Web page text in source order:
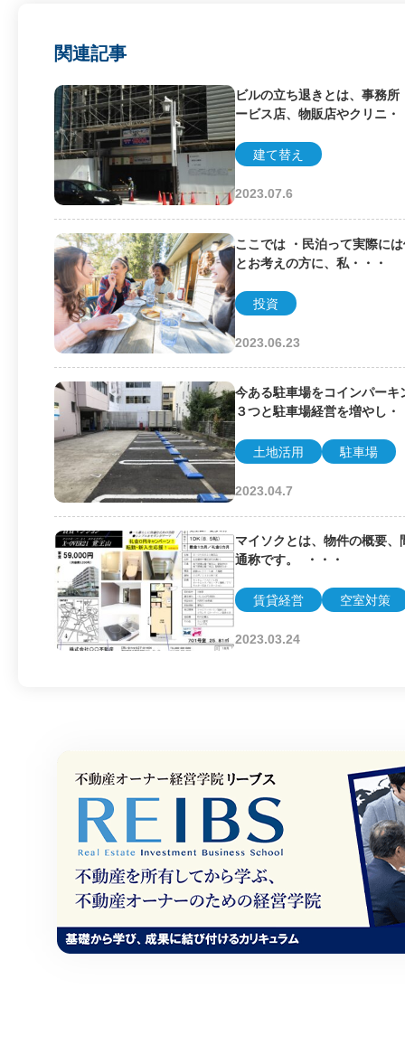
関連記事
ビルの立ち退きとは、事務
ービス店、物販店やクリニ・
建て替え
2023.07.6
ここでは ・民泊って実際に
とお考えの方に、私・・・
投資
2023.06.23
今ある駐車場をコインパー
３つと駐車場経営を増やし・
土地活用 駐車場
2023.04.7
マイソクとは、物件の概要
通称です。 ・・・
賃貸経営 空室対策
2023.03.24